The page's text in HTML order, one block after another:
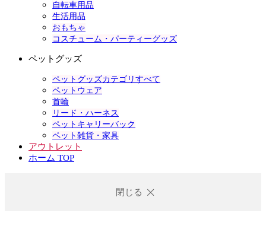
自転車用品
生活用品
おもちゃ
コスチューム・パーティーグッズ
ペットグッズ
ペットグッズカテゴリすべて
ペットウェア
首輪
リード・ハーネス
ペットキャリーバック
ペット雑貨・家具
アウトレット
ホーム TOP
閉じる